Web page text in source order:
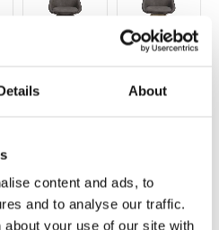
About
content and ads, to
and to analyse our traffic.
your use of our site with